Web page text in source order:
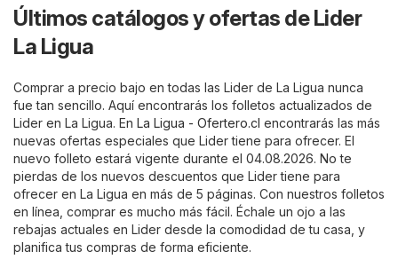
Últimos catálogos y ofertas de Lider
La Ligua
Comprar a precio bajo en todas las Lider de La Ligua nunca
fue tan sencillo. Aquí encontrarás los folletos actualizados de
Lider en La Ligua. En La Ligua - Ofertero.cl encontrarás las más
nuevas ofertas especiales que Lider tiene para ofrecer. El
nuevo folleto estará vigente durante el 04.08.2026. No te
pierdas de los nuevos descuentos que Lider tiene para
ofrecer en La Ligua en más de 5 páginas. Con nuestros folletos
en línea, comprar es mucho más fácil. Échale un ojo a las
rebajas actuales en Lider desde la comodidad de tu casa, y
planifica tus compras de forma eficiente.